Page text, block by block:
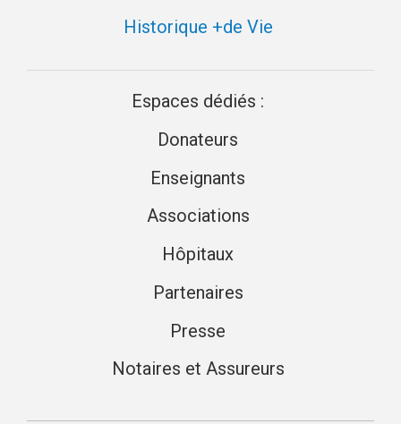
Historique +de Vie
Espaces dédiés :
Donateurs
Enseignants
Associations
Hôpitaux
Partenaires
Presse
Notaires et Assureurs